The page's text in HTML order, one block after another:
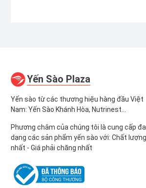
Yến Sào Plaza
Yến sào từ các thương hiệu hàng đầu Việt
Nam: Yến Sào Khánh Hòa, Nutrinest...
Phương châm của chúng tôi là cung cấp đa
dạng các sản phẩm yến sào với: Chất
nhất - Giá phải chăng nhất